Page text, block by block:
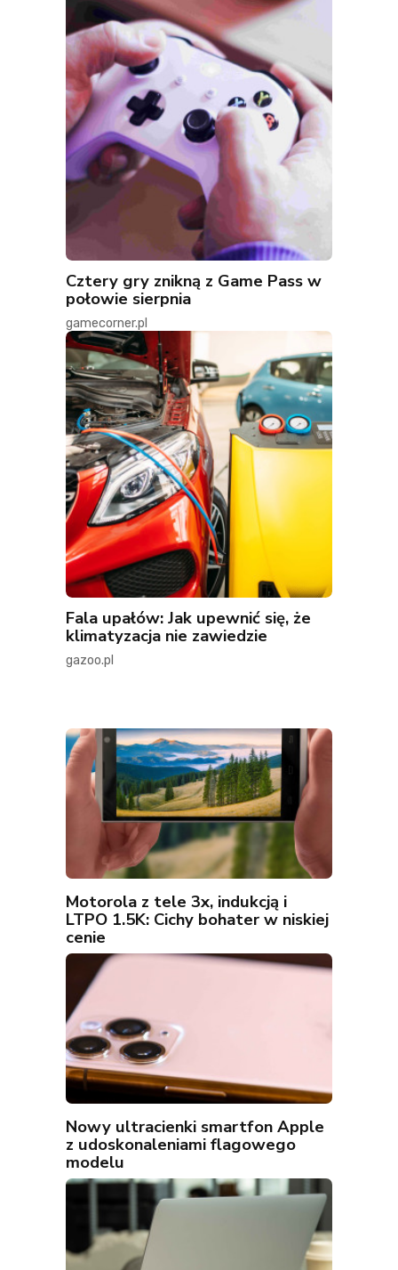
Cztery gry znikną z Game Pass w
połowie sierpnia
gamecorner.pl
Fala upałów: Jak upewnić się, że
klimatyzacja nie zawiedzie
gazoo.pl
Motorola z tele 3x, indukcją i
LTPO 1.5K: Cichy bohater w niskiej
cenie
Nowy ultracienki smartfon Apple
z udoskonaleniami flagowego
modelu